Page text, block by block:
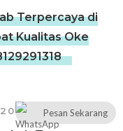
Terpercaya di
Kualitas Oke
Pesan Sekarang